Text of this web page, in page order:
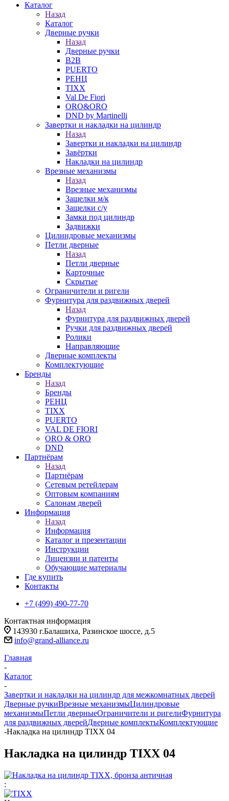
Каталог
Назад
Каталог
Дверные ручки
Назад
Дверные ручки
B2B
PUERTO
РЕНЦ
TIXX
Val De Fiori
ORO&ORO
DND by Martinelli
Завертки и накладки на цилиндр
Назад
Завертки и накладки на цилиндр
Завёртки
Накладки на цилиндр
Врезные механизмы
Назад
Врезные механизмы
Защелки м/к
Защелки с/у
Замки под цилиндр
Задвижки
Цилиндровые механизмы
Петли дверные
Назад
Петли дверные
Карточные
Скрытые
Ограничители и ригели
Фурнитура для раздвижных дверей
Назад
Фурнитура для раздвижных дверей
Ручки для раздвижных дверей
Ролики
Направляющие
Дверные комплекты
Комплектующие
Бренды
Назад
Бренды
РЕНЦ
TIXX
PUERTO
VAL DE FIORI
ORO & ORO
DND
Партнёрам
Назад
Партнёрам
Сетевым ретейлерам
Оптовым компаниям
Салонам дверей
Информация
Назад
Информация
Каталог и презентации
Инструкции
Лицензии и патенты
Обучающие материалы
Где купить
Контакты
+7 (499) 490-77-70
Контактная информация
143930 г.Балашиха, Разинское шоссе, д.5
info@grand-alliance.ru
Главная
-
Каталог
-
Завертки и накладки на цилиндр для межкомнатных дверей
Дверные ручкиВрезные механизмыЦилиндровые
механизмыПетли дверныеОграничители и ригелиФурнитура
для раздвижных дверейДверные комплектыКомплектующие
-Накладка на цилиндр TIXX 04
Накладка на цилиндр TIXX 04
: